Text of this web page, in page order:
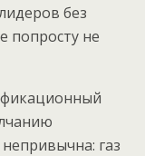
без
попросту не
газ